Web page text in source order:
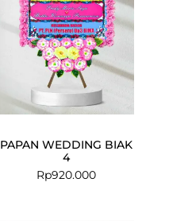
PAPAN WEDDING BIAK
4
Rp920.000